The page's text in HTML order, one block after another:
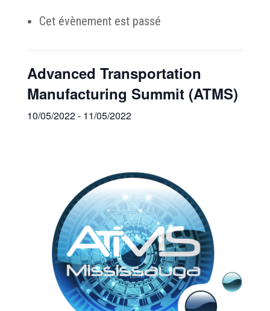
Cet évènement est passé
Advanced Transportation
Manufacturing Summit (ATMS)
10/05/2022- 11/05/2022